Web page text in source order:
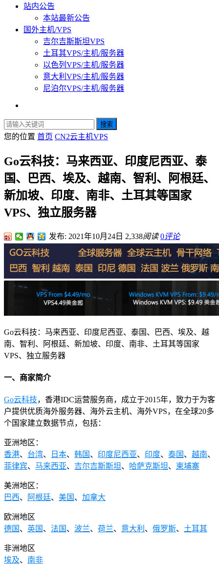
站内公告
本站最新公告
国外主机/VPS
吉尔吉斯斯坦VPS
土耳其VPS/主机/服务器
以色列VPS/主机/服务器
意大利VPS/主机/服务器
尼泊尔VPS/主机/服务器
搜索
您的位置 首页 CN2云主机VPS
Go云科技：马来西亚、印度尼西亚、泰
国、巴西、埃及、越南、智利、阿根廷、
新加坡、印度、南非、土耳其等国家
VPS、独立服务器
发布: 2021年10月24日 2,338阅读 0评论
Go云科技：马来西亚、印度尼西亚、泰国、巴西、埃及、越
南、智利、阿根廷、新加坡、印度、南非、土耳其等国家
VPS、独立服务器
一、商家简介
Go云科技，香港IDC运营服务商，成立于2015年，致力于为客
户提供优质海外服务器、海外云主机、海外VPS，在全球20多
个国家建立数据节点，包括：
亚洲地区：
香港、 台湾、 日本、 韩国 、 印度尼西亚、 印度、 泰国 、 越南、
菲律宾、 马来西亚、 吉尔吉斯斯坦、 哈萨克斯坦、 柬埔寨
美洲地区：
巴西、 阿根廷、 美国 、 加拿大
欧洲地区
德国 、 英国 、 法国 、 波兰、 荷兰、 意大利 、 俄罗斯、 土耳其
非洲地区
埃及、 南非